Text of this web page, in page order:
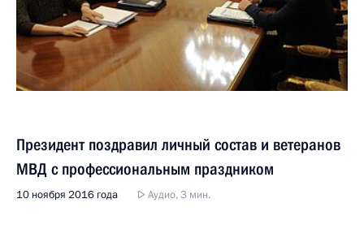
Президент поздравил личный состав и ветеранов
МВД с профессиональным праздником
10 ноября 2016 года Аудио, 3 мин.